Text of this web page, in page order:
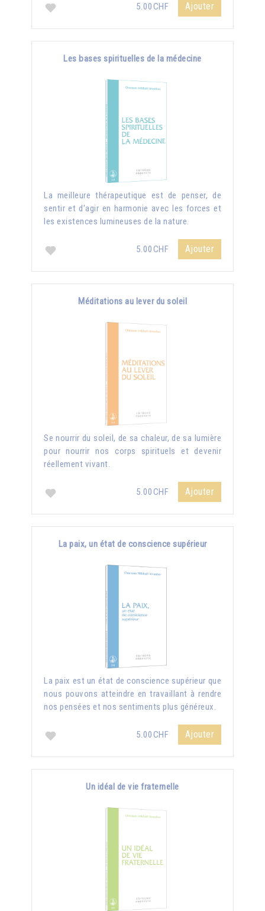
5.00CHF
Ajouter
Les bases spirituelles de la médecine
La meilleure thérapeutique est de penser, de
sentir et d'agir en harmonie avec les forces et
les existences lumineuses de la nature.
5.00CHF Ajouter
Méditations au lever du soleil
Se nourrir du soleil, de sa chaleur, de sa lumière
pour nourrir nos corps spirituels et devenir
réellement vivant.
5.00CHF Ajouter
La paix, un état de conscience supérieur
La paix est un état de conscience supérieur que
nous pouvons atteindre en travaillant à rendre
nos pensées et nos sentiments plus généreux.
5.00CHF Ajouter
Un idéal de vie fraternelle